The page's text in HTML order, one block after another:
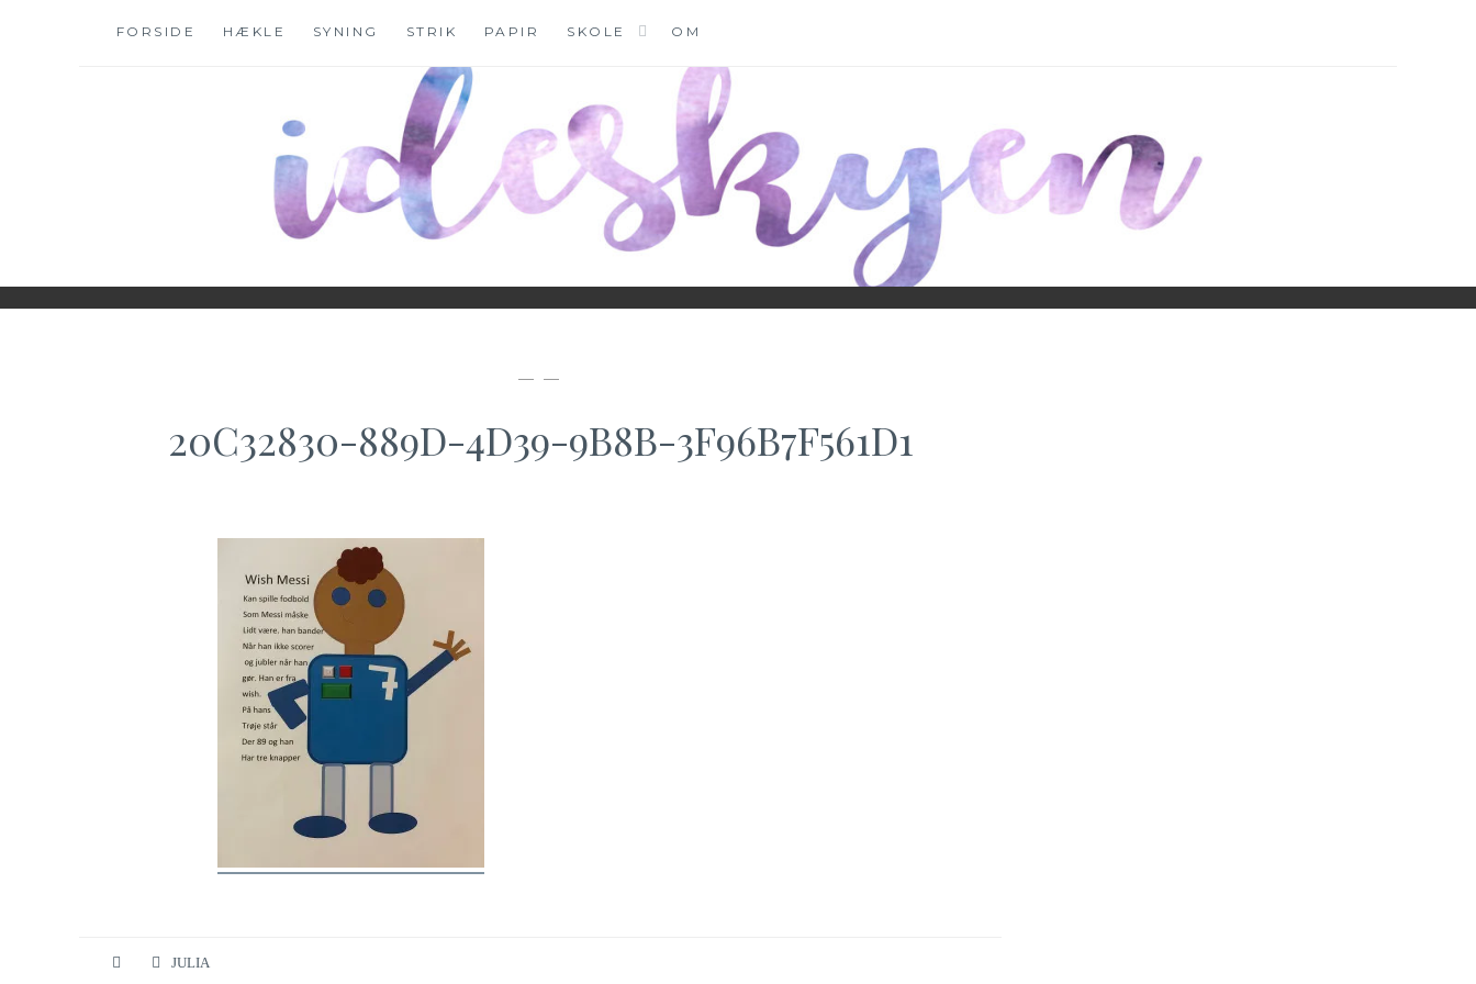
FORSIDE HÆKLE SYNING STRIK PAPIR SKOLE OM
WWW.IDESKYEN.DK
— —
20C32830-889D-4D39-9B8B-3F96B7F561D1
JULIA